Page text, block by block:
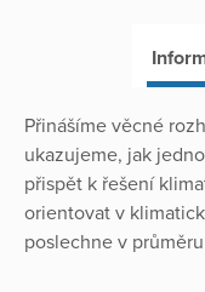
Přinášíme věcné
ukazujeme, jak
přispět k řešení
orientovat v
poslechne v